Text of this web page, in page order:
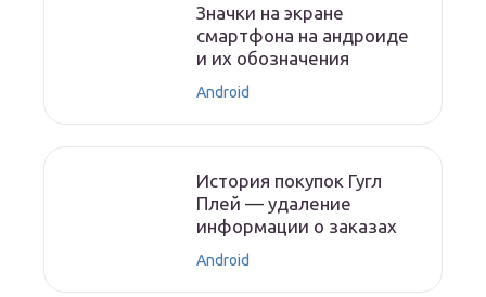
Значки на экране
смартфона на андроиде
и их обозначения
Android
История покупок Гугл
Плей — удаление
информации о заказах
Android